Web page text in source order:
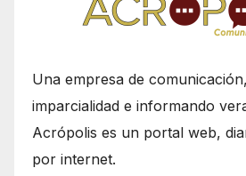
Una empresa de
imparcialidad e informando
Acrópolis es un portal web,
por internet.